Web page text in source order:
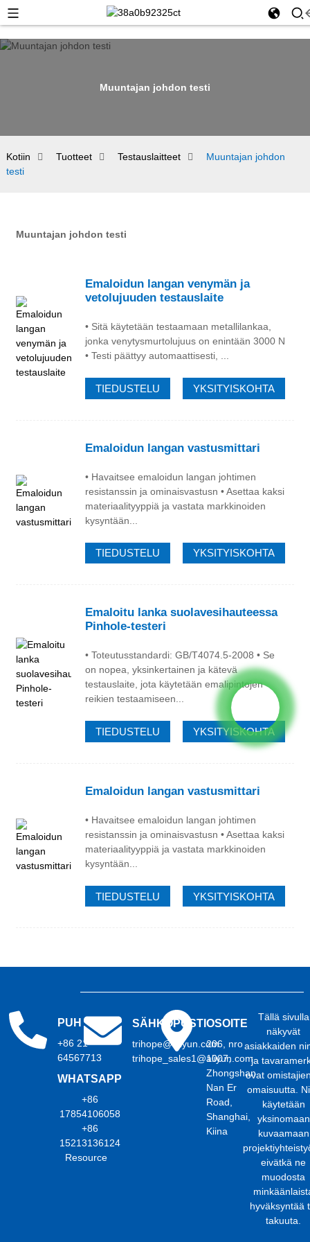
Muuntajan johdon testi
Kotiin Tuotteet Testauslaitteet
Muuntajan johdon
testi
Muuntajan johdon testi
Emaloidun langan venymän ja
vetolujuuden testauslaite
• Sitä käytetään testaamaan metallilankaa,
jonka venytysmurtolujuus on enintään 3000 N
• Testi päättyy automaattisesti, ...
TIEDUSTELU YKSITYISKOHTA
Emaloidun langan vastusmittari
• Havaitsee emaloidun langan johtimen
resistanssin ja ominaisvastusn • Asettaa kaksi
materiaalityyppiä ja vastata markkinoiden
kysyntään...
TIEDUSTELU YKSITYISKOHTA
Emaloitu lanka suolavesihauteessa
Pinhole-testeri
• Toteutusstandardi: GB/T4074.5-2008 • Se
on nopea, yksinkertainen ja kätevä
testauslaite, jota käytetään emalipintojen
reikien testaamiseen...
TIEDUSTELU YKSITYISKOHTA
Emaloidun langan vastusmittari
• Havaitsee emaloidun langan johtimen
resistanssin ja ominaisvastusn • Asettaa kaksi
materiaalityyppiä ja vastata markkinoiden
kysyntään...
TIEDUSTELU YKSITYISKOHTA
PUH
+86 21
64567713
WHATSAPP
+86
17854106058
+86
15213136124
Resource
SÄHKÖPOSTI
trihope@aliyun.com
trihope_sales1@aliyun.com
OSOITE
206, nro
1007,
Zhongshan
Nan Er
Road,
Shanghai,
Kiina
Tällä sivulla
näkyvät
asiakkaiden
ja
ovat
omaisuutta.
käytetään
yksinomaan
kuvaamaan
eivätkä ne
muodosta
hyväksyntää
takuuta.